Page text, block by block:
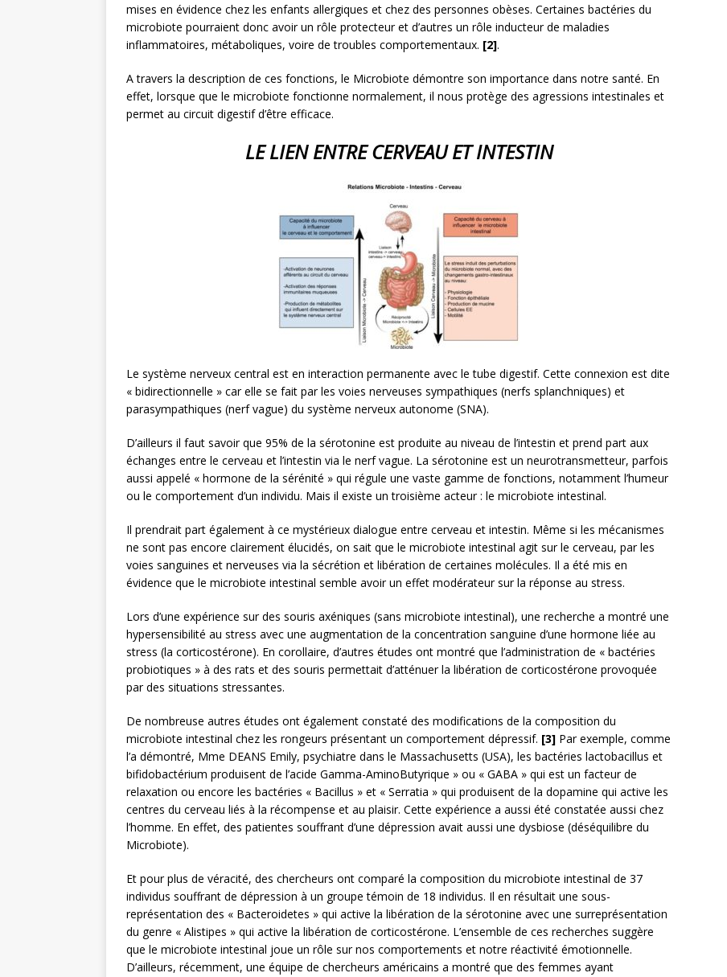
mises en évidence chez les enfants allergiques et chez des personnes obèses. Certaines bactéries du
microbiote pourraient donc avoir un rôle protecteur et d’autres un rôle inducteur de maladies
inflammatoires, métaboliques, voire de troubles comportementaux. [2].
A travers la description de ces fonctions, le Microbiote démontre son importance dans notre santé. En
effet, lorsque que le microbiote fonctionne normalement, il nous protège des agressions intestinales et
permet au circuit digestif d’être efficace.
LE LIEN ENTRE CERVEAU ET INTESTIN
Le système nerveux central est en interaction permanente avec le tube digestif. Cette connexion est dite
« bidirectionnelle » car elle se fait par les voies nerveuses sympathiques (nerfs splanchniques) et
parasympathiques (nerf vague) du système nerveux autonome (SNA).
D’ailleurs il faut savoir que 95% de la sérotonine est produite au niveau de l’intestin et prend part aux
échanges entre le cerveau et l’intestin via le nerf vague. La sérotonine est un neurotransmetteur, parfois
aussi appelé « hormone de la sérénité » qui régule une vaste gamme de fonctions, notamment l’humeur
ou le comportement d’un individu. Mais il existe un troisième acteur : le microbiote intestinal.
Il prendrait part également à ce mystérieux dialogue entre cerveau et intestin. Même si les mécanismes
ne sont pas encore clairement élucidés, on sait que le microbiote intestinal agit sur le cerveau, par les
voies sanguines et nerveuses via la sécrétion et libération de certaines molécules. Il a été mis en
évidence que le microbiote intestinal semble avoir un effet modérateur sur la réponse au stress.
Lors d’une expérience sur des souris axéniques (sans microbiote intestinal), une recherche a montré une
hypersensibilité au stress avec une augmentation de la concentration sanguine d’une hormone liée au
stress (la corticostérone). En corollaire, d’autres études ont montré que l’administration de « bactéries
probiotiques » à des rats et des souris permettait d’atténuer la libération de corticostérone provoquée
par des situations stressantes.
De nombreuse autres études ont également constaté des modifications de la composition du
microbiote intestinal chez les rongeurs présentant un comportement dépressif. [3] Par exemple, comme
l’a démontré, Mme DEANS Emily, psychiatre dans le Massachusetts (USA), les bactéries lactobacillus et
bifidobactérium produisent de l’acide Gamma-AminoButyrique » ou « GABA » qui est un facteur de
relaxation ou encore les bactéries « Bacillus » et « Serratia » qui produisent de la dopamine qui active les
centres du cerveau liés à la récompense et au plaisir. Cette expérience a aussi été constatée aussi chez
l’homme. En effet, des patientes souffrant d’une dépression avait aussi une dysbiose (déséquilibre du
Microbiote).
Et pour plus de véracité, des chercheurs ont comparé la composition du microbiote intestinal de 37
individus souffrant de dépression à un groupe témoin de 18 individus. Il en résultait une sous-
représentation des « Bacteroidetes » qui active la libération de la sérotonine avec une surreprésentation
du genre « Alistipes » qui active la libération de corticostérone. L’ensemble de ces recherches suggère
que le microbiote intestinal joue un rôle sur nos comportements et notre réactivité émotionnelle.
D’ailleurs, récemment, une équipe de chercheurs américains a montré que des femmes ayant